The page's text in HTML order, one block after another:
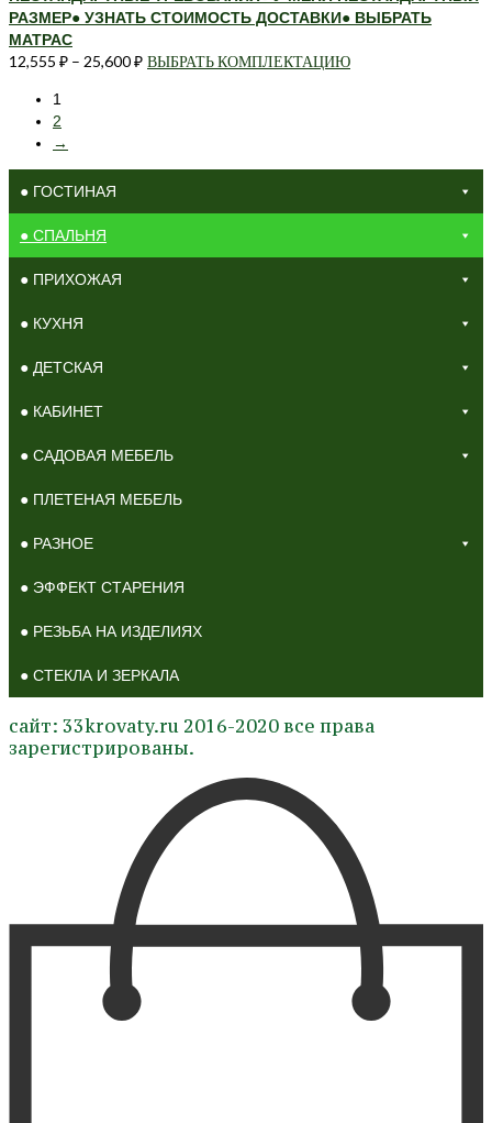
РАЗМЕР● УЗНАТЬ СТОИМОСТЬ ДОСТАВКИ● ВЫБРАТЬ
МАТРАС
12,555 ₽ – 25,600₽ ВЫБРАТЬ КОМПЛЕКТАЦИЮЭтот
Опции
выбрать
странице
1
2
→
● ГОСТИНАЯ
● СПАЛЬНЯ
● ПРИХОЖАЯ
● КУХНЯ
● ДЕТСКАЯ
● КАБИНЕТ
● САДОВАЯ МЕБЕЛЬ
● ПЛЕТЕНАЯ МЕБЕЛЬ
● РАЗНОЕ
● ЭФФЕКТ СТАРЕНИЯ
● РЕЗЬБА НА ИЗДЕЛИЯХ
● СТЕКЛА И ЗЕРКАЛА
сайт: 33krovaty.ru 2016-2020 все права
зарегистрированы.